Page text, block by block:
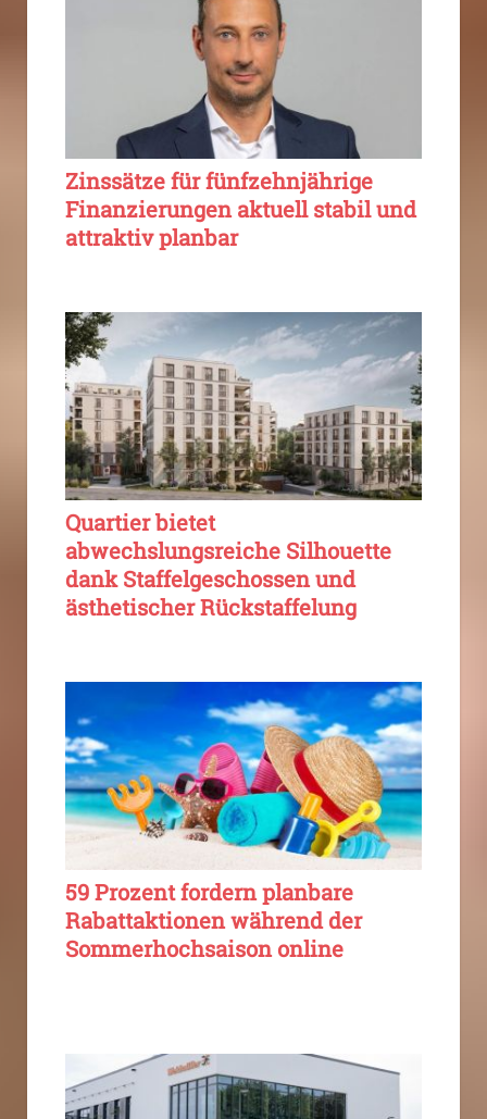
Zinssätze für fünfzehnjährige
Finanzierungen aktuell stabil und
attraktiv planbar
Quartier bietet
abwechslungsreiche Silhouette
dank Staffelgeschossen und
ästhetischer Rückstaffelung
59 Prozent fordern planbare
Rabattaktionen während der
Sommerhochsaison online